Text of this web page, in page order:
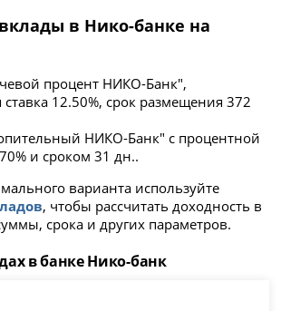
в Нико-банке на
процент НИКО-Банк",
ставка 12.50%, срок размещения 372
НИКО-Банк" с процентной
и сроком 31 дн..
варианта используйте
, чтобы рассчитать доходность в
срока и других параметров.
в банке Нико-банк